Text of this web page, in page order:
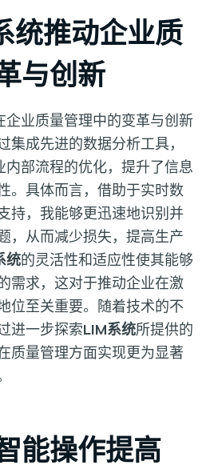
统推动企业质
与创新
企业质量管理中的变革与创新
集成先进的数据分析工具，
内部流程的优化，提升了信息
。具体而言，借助于实时数
持，我能够更迅速地识别并
，从而减少损失，提高生产
统的灵活性和适应性使其能够
需求，这对于推动企业在激
位至关重要。随着技术的不
进一步探索LIM系统所提供的
质量管理方面实现更为显著
能操作提高